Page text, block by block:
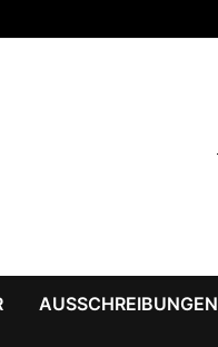
AUSSCHREIBUNGEN